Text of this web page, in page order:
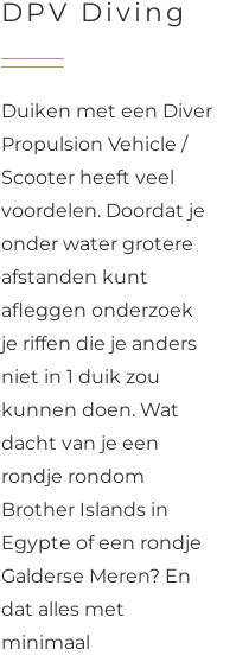
DPV Diving
Duiken met een Diver
Propulsion Vehicle /
Scooter heeft veel
voordelen. Doordat je
onder water grotere
afstanden kunt
afleggen onderzoek
je riffen die je anders
niet in 1 duik zou
kunnen doen. Wat
dacht van je een
rondje rondom
Brother Islands in
Egypte of een rondje
Galderse Meren? En
dat alles met
minimaal